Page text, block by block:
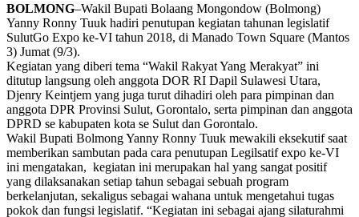
BOLMONG–Wakil Bupati Bolaang Mongondow (Bolmong)
Yanny Ronny Tuuk hadiri penutupan kegiatan tahunan legislatif
SulutGo Expo ke-VI tahun 2018, di Manado Town Square (Mantos
3) Jumat (9/3).
Kegiatan yang diberi tema “Wakil Rakyat Yang Merakyat” ini
ditutup langsung oleh anggota DOR RI Dapil Sulawesi Utara,
Djenry Keintjem yang juga turut dihadiri oleh para pimpinan dan
anggota DPR Provinsi Sulut, Gorontalo, serta pimpinan dan anggota
DPRD se kabupaten kota se Sulut dan Gorontalo.
Wakil Bupati Bolmong Yanny Ronny Tuuk mewakili eksekutif saat
memberikan sambutan pada cara penutupan Legilsatif expo ke-VI
ini mengatakan, kegiatan ini merupakan hal yang sangat positif
yang dilaksanakan setiap tahun sebagai sebuah program
berkelanjutan, sekaligus sebagai wahana untuk mengetahui tugas
pokok dan fungsi legislatif. “Kegiatan ini sebagai ajang silaturahmi